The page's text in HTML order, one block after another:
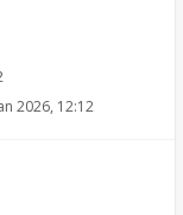
2026, 12:12